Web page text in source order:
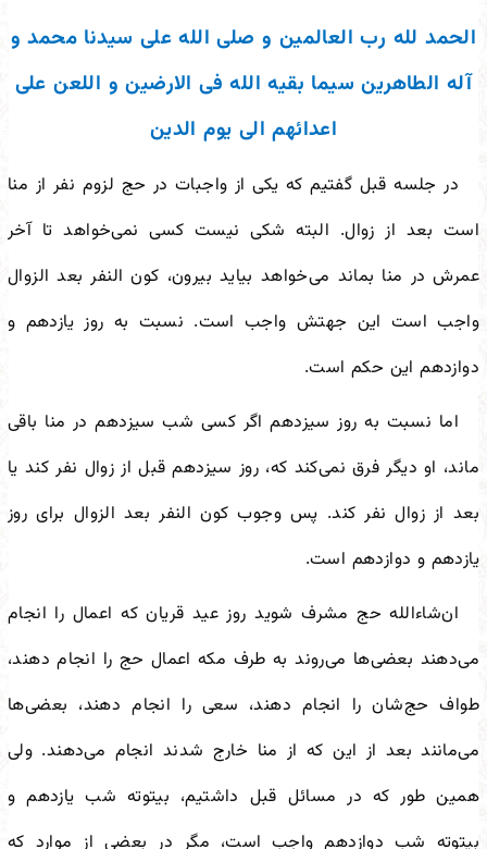
الحمد لله رب العالمین و صلی الله علی سیدنا محمد و
آله الطاهرین سیما بقیه الله فی الارضین و اللعن علی
اعدائهم الی یوم الدین
در جلسه قبل گفتیم که یکی از واجبات در حج لزوم نفر از منا
است بعد از زوال. البته شکی نیست کسی نمی‌خواهد تا آخر
عمرش در منا بماند می‌خواهد بیاید بیرون، کون النفر بعد الزوال
واجب است این جهتش واجب است. نسبت به روز یازدهم و
دوازدهم این حکم است.
اما نسبت به روز سیزدهم اگر کسی شب سیزدهم در منا باقی
ماند، او دیگر فرق نمی‌کند که، روز سیزدهم قبل از زوال نفر کند یا
بعد از زوال نفر کند. پس وجوب کون النفر بعد الزوال برای روز
یازدهم و دوازدهم است.
ان‌شاءالله حج مشرف شوید روز عید قریان که اعمال را انجام
می‌دهند بعضی‌ها می‌روند به طرف مکه اعمال حج را انجام دهند،
طواف حج‌شان را انجام دهند، سعی را انجام دهند، بعضی‌ها
می‌مانند بعد از این که از منا خارج شدند انجام می‌دهند. ولی
همین طور که در مسائل قبل داشتیم، بیتوته شب یازدهم و
بیتوته شب دوازدهم واجب است، مگر در بعضی از موارد که